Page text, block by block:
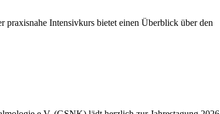
Intensivkurs bietet einen Überblick über den